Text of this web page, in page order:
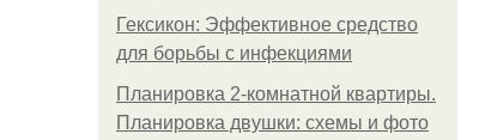
Гексикон: Эффективное средство
для борьбы с инфекциями
Планировка 2-комнатной квартиры.
Планировка двушки: схемы и фото